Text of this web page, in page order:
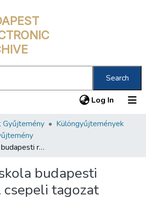
Search
Log In (current)
Gyűjtemény
Különgyűjtemények
Az egri főiskola budapesti részlege A csepeli tagozat
budapesti
csepeli tagozat